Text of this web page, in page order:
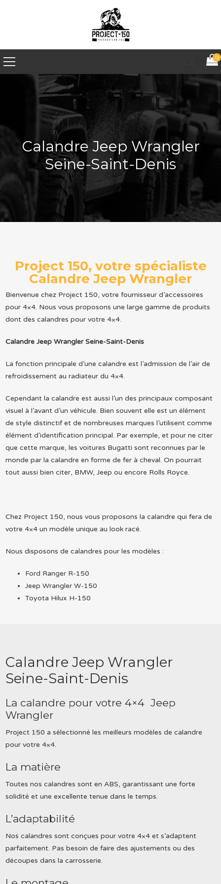
0
Calandre Jeep Wrangler
Seine-Saint-Denis
Project 150, votre spécialiste
Calandre Jeep Wrangler
Bienvenue chez Project 150, votre fournisseur d’accessoires
pour 4×4. Nous vous proposons une large gamme de produits
dont des calandres pour votre 4×4.
Calandre Jeep Wrangler Seine-Saint-Denis
La fonction principale d’une calandre est l’admission de l’air de
refroidissement au radiateur du 4×4.
Cependant la calandre est aussi l’un des principaux composant
visuel à l’avant d’un véhicule. Bien souvent elle est un élément
de style distinctif et de nombreuses marques l’utilisent comme
élément d’identification principal. Par exemple, et pour ne citer
que cette marque, les voitures Bugatti sont reconnues par le
monde par la calandre en forme de fer à cheval. On pourrait
tout aussi bien citer, BMW, Jeep ou encore Rolls Royce.
Chez Project 150, nous vous proposons la calandre qui fera de
votre 4×4 un modèle unique au look racé.
Nous disposons de calandres pour les modèles :
Ford Ranger R-150
Jeep Wrangler W-150
Toyota Hilux H-150
Calandre Jeep Wrangler
Seine-Saint-Denis
La calandre pour votre 4×4 Jeep
Wrangler
Project 150 a sélectionné les meilleurs modèles de calandre
pour votre 4×4.
La matière
Toutes nos calandres sont en ABS, garantissant une forte
solidité et une excellente tenue dans le temps.
L’adaptabilité
Nos calandres sont conçues pour votre 4×4 et s’adaptent
parfaitement. Pas besoin de faire des ajustements ou des
découpes dans la carrosserie.